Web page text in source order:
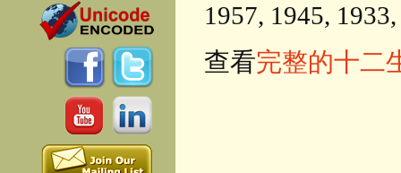
1957, 1945,
查看完整的十二